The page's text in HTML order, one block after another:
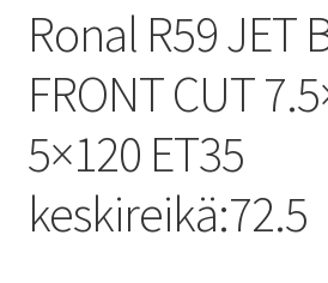
Ronal R59 JET
FRONT CUT
5×120 ET35
keskireikä:72.5